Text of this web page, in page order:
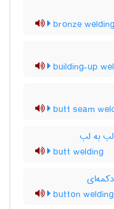
bronze welding
building-up
butt seam
به لب
butt welding
button welding